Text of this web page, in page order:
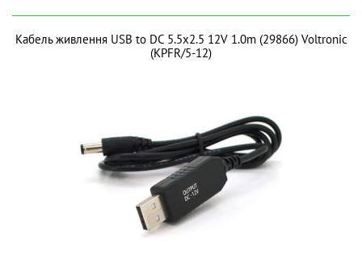
Кабель живлення USB to DC 5.5x2.5 12V 1.0m (29866) Voltronic
(KPFR/5-12)